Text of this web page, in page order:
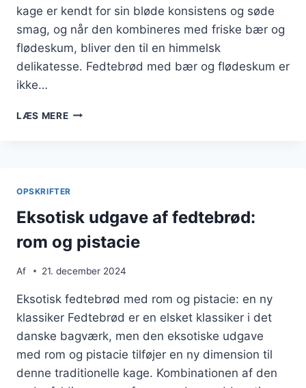
kage er kendt for sin bløde konsistens og søde
smag, og når den kombineres med friske bær og
flødeskum, bliver den til en himmelsk
delikatesse. Fedtebrød med bær og flødeskum er
ikke…
LÆS MEREFEDTEBRØD
OPSKRIFTER
Eksotisk udgave af fedtebrød:
rom og pistacie
Af 21. december 2024
Eksotisk fedtebrød med rom og pistacie: en ny
klassiker Fedtebrød er en elsket klassiker i det
danske bagværk, men den eksotiske udgave
med rom og pistacie tilføjer en ny dimension til
denne traditionelle kage. Kombinationen af den